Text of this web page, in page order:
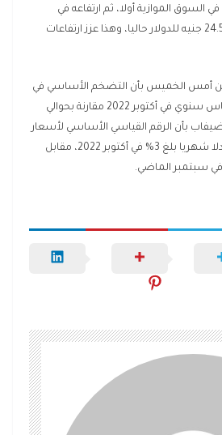
السوق الموازية أولا، ثم ارتفاعه في
السوق الرسمية إلى نحو 24.5 جنيه للدولار حاليا، وهذا عزز ارتفاعات
أمس الخميس بأن التضخم الأساسي في
مصر سجل 19% على أساس سنوي في أكتوبر 2022 مقارنة بحوالي
سبتمبر 2021، مضيفاب بأن الرقم القياسي الأساسي لأسعار
المستهلكين، سجل معدلا شهريا بلغ 3% في أكتوبر 2022، مقابل